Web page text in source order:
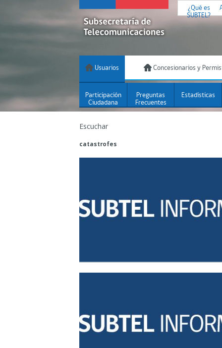
¿Qué es
SUBTEL?
Usuarios Concesionarios y
Participación
Ciudadana
Preguntas
Frecuentes
Estadísticas
Escuchar
catastrofes